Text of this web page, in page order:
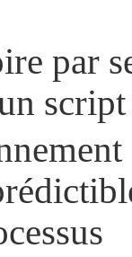
par